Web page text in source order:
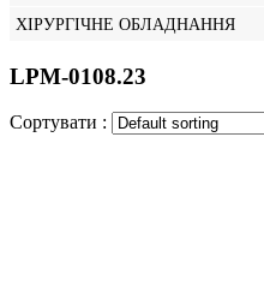
ХІРУРГІЧНЕ ОБЛАДНАННЯ
LPM-0108.23
Сортувати :